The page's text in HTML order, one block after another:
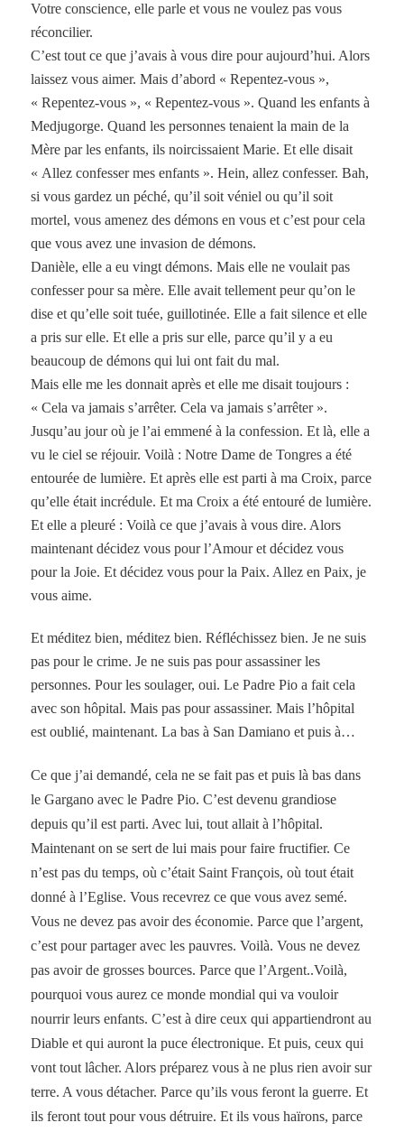
Votre conscience, elle parle et vous ne voulez pas vous
réconcilier.
C’est tout ce que j’avais à vous dire pour aujourd’hui. Alors
laissez vous aimer. Mais d’abord « Repentez-vous »,
« Repentez-vous », « Repentez-vous ». Quand les enfants à
Medjugorge. Quand les personnes tenaient la main de la
Mère par les enfants, ils noircissaient Marie. Et elle disait
« Allez confesser mes enfants ». Hein, allez confesser. Bah,
si vous gardez un péché, qu’il soit véniel ou qu’il soit
mortel, vous amenez des démons en vous et c’est pour cela
que vous avez une invasion de démons.
Danièle, elle a eu vingt démons. Mais elle ne voulait pas
confesser pour sa mère. Elle avait tellement peur qu’on le
dise et qu’elle soit tuée, guillotinée. Elle a fait silence et elle
a pris sur elle. Et elle a pris sur elle, parce qu’il y a eu
beaucoup de démons qui lui ont fait du mal.
Mais elle me les donnait après et elle me disait toujours :
« Cela va jamais s’arrêter. Cela va jamais s’arrêter ».
Jusqu’au jour où je l’ai emmené à la confession. Et là, elle a
vu le ciel se réjouir. Voilà : Notre Dame de Tongres a été
entourée de lumière. Et après elle est parti à ma Croix, parce
qu’elle était incrédule. Et ma Croix a été entouré de lumière.
Et elle a pleuré : Voilà ce que j’avais à vous dire. Alors
maintenant décidez vous pour l’Amour et décidez vous
pour la Joie. Et décidez vous pour la Paix. Allez en Paix, je
vous aime.
Et méditez bien, méditez bien. Réfléchissez bien. Je ne suis
pas pour le crime. Je ne suis pas pour assassiner les
personnes. Pour les soulager, oui. Le Padre Pio a fait cela
avec son hôpital. Mais pas pour assassiner. Mais l’hôpital
est oublié, maintenant. La bas à San Damiano et puis à…
Ce que j’ai demandé, cela ne se fait pas et puis là bas dans
le Gargano avec le Padre Pio. C’est devenu grandiose
depuis qu’il est parti. Avec lui, tout allait à l’hôpital.
Maintenant on se sert de lui mais pour faire fructifier. Ce
n’est pas du temps, où c’était Saint François, où tout était
donné à l’Eglise. Vous recevrez ce que vous avez semé.
Vous ne devez pas avoir des économie. Parce que l’argent,
c’est pour partager avec les pauvres. Voilà. Vous ne devez
pas avoir de grosses bources. Parce que l’Argent..Voilà,
pourquoi vous aurez ce monde mondial qui va vouloir
nourrir leurs enfants. C’est à dire ceux qui appartiendront au
Diable et qui auront la puce électronique. Et puis, ceux qui
vont tout lâcher. Alors préparez vous à ne plus rien avoir sur
terre. A vous détacher. Parce qu’ils vous feront la guerre. Et
ils feront tout pour vous détruire. Et ils vous haïrons, parce